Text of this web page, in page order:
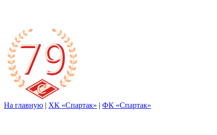
На главную | ХК «Спартак» | ФК «Спартак»